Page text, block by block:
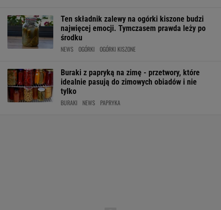
Ten składnik zalewy na ogórki kiszone budzi
najwięcej emocji. Tymczasem prawda leży po
środku
NEWS OGÓRKI OGÓRKI KISZONE
Buraki z papryką na zimę - przetwory, które
idealnie pasują do zimowych obiadów i nie
tylko
BURAKI NEWS PAPRYKA